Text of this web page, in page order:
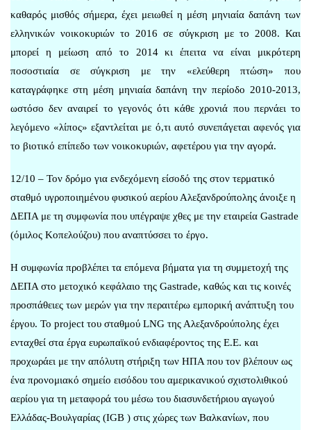
καθαρός μισθός σήμερα, έχει μειωθεί η μέση μηνιαία δαπάνη των
ελληνικών νοικοκυριών το 2016 σε σύγκριση με το 2008. Και
μπορεί η μείωση από το 2014 κι έπειτα να είναι μικρότερη
ποσοστιαία σε σύγκριση με την «ελεύθερη πτώση» που
καταγράφηκε στη μέση μηνιαία δαπάνη την περίοδο 2010-2013,
ωστόσο δεν αναιρεί το γεγονός ότι κάθε χρονιά που περνάει το
λεγόμενο «λίπος» εξαντλείται με ό,τι αυτό συνεπάγεται αφενός για
το βιοτικό επίπεδο των νοικοκυριών, αφετέρου για την αγορά.
12/10 – Τον δρόμο για ενδεχόμενη είσοδό της στον τερματικό
σταθμό υγροποιημένου φυσικού αερίου Αλεξανδρούπολης άνοιξε η
ΔΕΠΑ με τη συμφωνία που υπέγραψε χθες με την εταιρεία Gastrade
(όμιλος Κοπελούζου) που αναπτύσσει το έργο.
Η συμφωνία προβλέπει τα επόμενα βήματα για τη συμμετοχή της
ΔΕΠΑ στο μετοχικό κεφάλαιο της Gastrade, καθώς και τις κοινές
προσπάθειες των μερών για την περαιτέρω εμπορική ανάπτυξη του
έργου. Το project του σταθμού LNG της Αλεξανδρούπολης έχει
ενταχθεί στα έργα ευρωπαϊκού ενδιαφέροντος της Ε.Ε. και
προχωράει με την απόλυτη στήριξη των ΗΠΑ που τον βλέπουν ως
ένα προνομιακό σημείο εισόδου του αμερικανικού σχιστολιθικού
αερίου για τη μεταφορά του μέσω του διασυνδετήριου αγωγού
Ελλάδας-Βουλγαρίας (IGB ) στις χώρες των Βαλκανίων, που